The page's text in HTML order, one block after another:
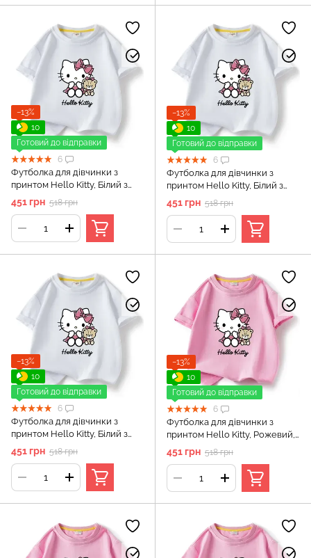
−13%
10
Готовий до відправки
6
Футболка для дівчинки з
принтом Hello Kitty, Білий з
принтом, 120 см
451 грн 518 грн
−13%
10
Готовий до відправки
6
Футболка для дівчинки з
принтом Hello Kitty, Білий з
принтом, 130 см
451 грн 518 грн
−13%
10
Готовий до відправки
6
Футболка для дівчинки з
принтом Hello Kitty, Білий з
принтом, 100 см
451 грн 518 грн
−13%
10
Готовий до відправки
6
Футболка для дівчинки з
принтом Hello Kitty, Рожевий,
90 см
451 грн 518 грн